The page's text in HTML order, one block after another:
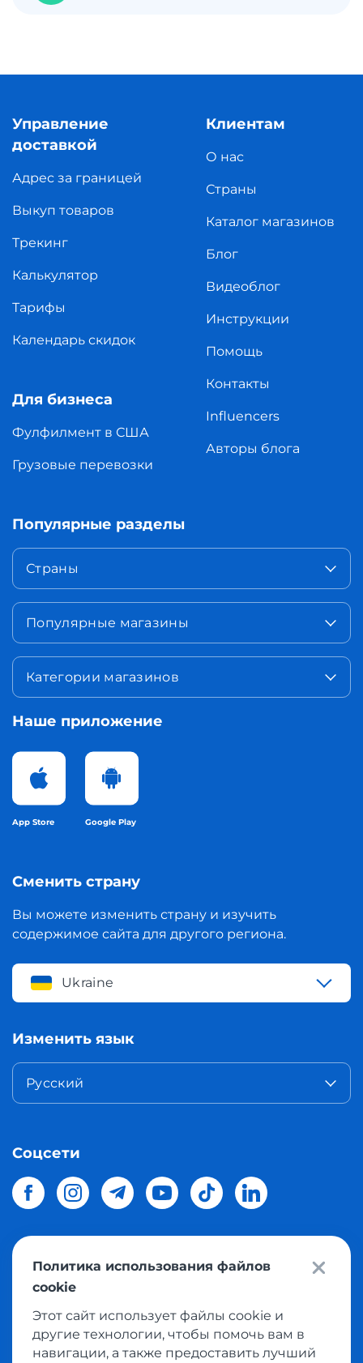
Управление
доставкой
Адрес за границей
Выкуп товаров
Трекинг
Калькулятор
Тарифы
Календарь скидок
Для бизнеса
Фулфилмент в США
Грузовые перевозки
Клиентам
О нас
Страны
Каталог магазинов
Блог
Видеоблог
Инструкции
Помощь
Контакты
Influencers
Авторы блога
Популярные разделы
Страны
Популярные магазины
Категории магазинов
Наше приложение
App Store Google Play
Сменить страну
Вы можете изменить страну и изучить
содержимое сайта для другого региона.
Ukraine
Изменить язык
Русский
Соцсети
© 2026 Meest Shoppingдоставка покупок с интернет
магазинов мира в Украину.
Политика конфиденциальности
Политика использования файлов
cookie
Этот сайт использует файлы cookie и
другие технологии, чтобы помочь вам в
навигации, а также предоставить лучший